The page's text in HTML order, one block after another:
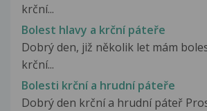
krční...
Bolest hlavy a krční páteře
Dobrý den, již několik let mám
krční...
Bolesti krční a hrudní páteře
Dobrý den krční a hrudní páteř